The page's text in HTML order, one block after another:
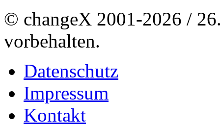
© changeX 2001-2026 /
vorbehalten.
Datenschutz
Impressum
Kontakt